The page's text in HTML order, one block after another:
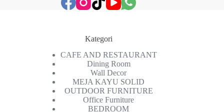
Kategori
CAFE AND RESTAURANT
Dining Room
Wall Decor
MEJA KAYU SOLID
OUTDOOR FURNITURE
Office Furniture
BEDROOM